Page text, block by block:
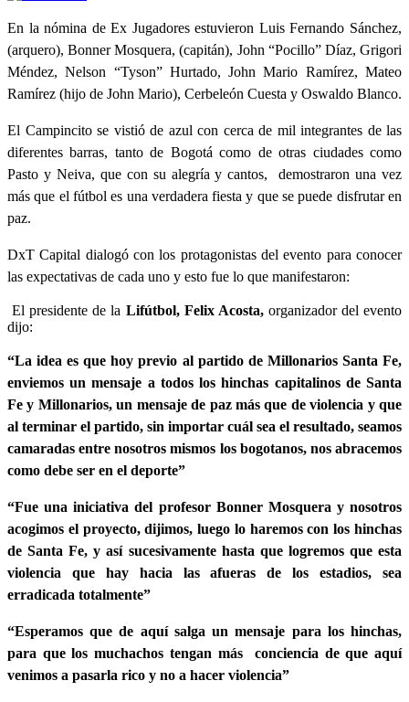
En la nómina de Ex Jugadores estuvieron Luis Fernando Sánchez,
(arquero), Bonner Mosquera, (capitán), John “Pocillo” Díaz, Grigori
Méndez, Nelson “Tyson” Hurtado, John Mario Ramírez, Mateo
Ramírez (hijo de John Mario), Cerbeleón Cuesta y Oswaldo Blanco.
El Campincito se vistió de azul con cerca de mil integrantes de las
diferentes barras, tanto de Bogotá como de otras ciudades como
Pasto y Neiva, que con su alegría y cantos, demostraron una vez
más que el fútbol es una verdadera fiesta y que se puede disfrutar en
paz.
DxT Capital dialogó con los protagonistas del evento para conocer
las expectativas de cada uno y esto fue lo que manifestaron:
El presidente de la Lifútbol, Felix Acosta, organizador del evento
dijo:
“La idea es que hoy previo al partido de Millonarios Santa Fe,
enviemos un mensaje a todos los hinchas capitalinos de Santa
Fe y Millonarios, un mensaje de paz más que de violencia y que
al terminar el partido, sin importar cuál sea el resultado, seamos
camaradas entre nosotros mismos los bogotanos, nos abracemos
como debe ser en el deporte”
“Fue una iniciativa del profesor Bonner Mosquera y nosotros
acogimos el proyecto, dijimos, luego lo haremos con los hinchas
de Santa Fe, y así sucesivamente hasta que logremos que esta
violencia que hay hacia las afueras de los estadios, sea
erradicada totalmente”
“Esperamos que de aquí salga un mensaje para los hinchas,
para que los muchachos tengan más conciencia de que aquí
venimos a pasarla rico y no a hacer violencia”